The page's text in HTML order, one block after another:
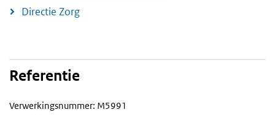
Directie Zorg
Referentie
Verwerkingsnummer: M5991